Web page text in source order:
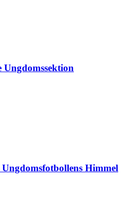
Ungdomssektion
Himmel